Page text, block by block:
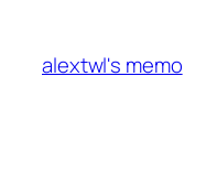
alextwl's memo